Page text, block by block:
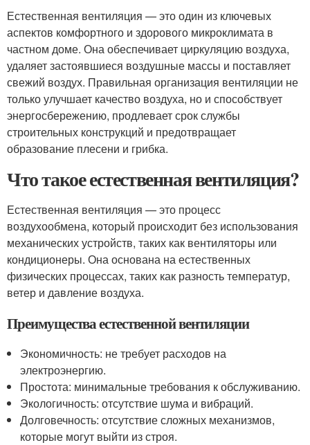
Естественная вентиляция — это один из ключевых
аспектов комфортного и здорового микроклимата в
частном доме. Она обеспечивает циркуляцию воздуха,
удаляет застоявшиеся воздушные массы и поставляет
свежий воздух. Правильная организация вентиляции не
только улучшает качество воздуха, но и способствует
энергосбережению, продлевает срок службы
строительных конструкций и предотвращает
образование плесени и грибка.
Что такое естественная вентиляция?
Естественная вентиляция — это процесс
воздухообмена, который происходит без использования
механических устройств, таких как вентиляторы или
кондиционеры. Она основана на естественных
физических процессах, таких как разность температур,
ветер и давление воздуха.
Преимущества естественной вентиляции
Экономичность: не требует расходов на
электроэнергию.
Простота: минимальные требования к обслуживанию.
Экологичность: отсутствие шума и вибраций.
Долговечность: отсутствие сложных механизмов,
которые могут выйти из строя.